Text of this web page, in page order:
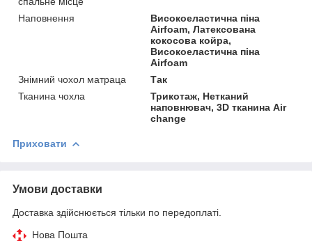
Наповнення
Високоеластична піна
Airfoam, Латексована
кокосова койра,
Високоеластична піна
Airfoam
Знімний чохол матраца
Так
Тканина чохла
Трикотаж, Нетканий
наповнювач, 3D тканина Air
change
Приховати
Умови доставки
Доставка здійснюється тільки по передоплаті.
Нова Пошта